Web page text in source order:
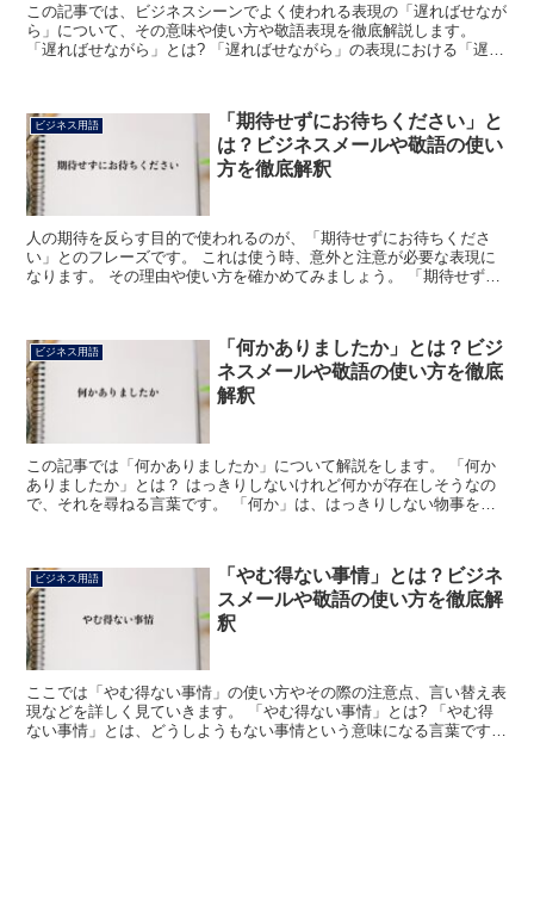
この記事では、ビジネスシーンでよく使われる表現の「遅ればせなが
ら」について、その意味や使い方や敬語表現を徹底解説します。
「遅ればせながら」とは? 「遅ればせながら」の表現における「遅れ
ビジネス用語
「期待せずにお待ちください」と
は？ビジネスメールや敬語の使い
方を徹底解釈
人の期待を反らす目的で使われるのが、「期待せずにお待ちくださ
い」とのフレーズです。 これは使う時、意外と注意が必要な表現に
なります。 その理由や使い方を確かめてみましょう。 「期待せずに
ビジネス用語
「何かありましたか」とは？ビジ
ネスメールや敬語の使い方を徹底
解釈
この記事では「何かありましたか」について解説をします。 「何か
ありましたか」とは？ はっきりしないけれど何かが存在しそうなの
で、それを尋ねる言葉です。 「何か」は、はっきりしない物事を指
ビジネス用語
「やむ得ない事情」とは？ビジネ
スメールや敬語の使い方を徹底解
釈
ここでは「やむ得ない事情」の使い方やその際の注意点、言い替え表
現などを詳しく見ていきます。 「やむ得ない事情」とは? 「やむ得
ない事情」とは、どうしようもない事情という意味になる言葉です。